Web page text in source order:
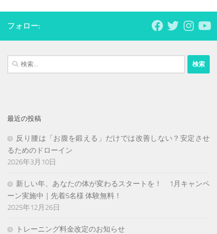
フォロー:
検
索:
最近の投稿
反り腰は「お腹を鍛える」だけでは改善しない？安定させ
るためのドローイン
2026年3月10日
新しい年、あなたの体が変わるスタートを！ 1月キャンペ
ーン実施中｜先着5名様 体験無料！
2025年12月26日
トレーニング料金改定のお知らせ